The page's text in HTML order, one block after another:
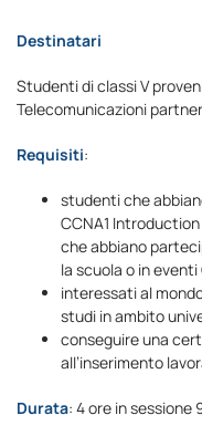
Destinatari
Studenti di classi V
Telecomunicazioni
Requisiti:
studenti che
CCNA1
che abbiano
la scuola o in
interessati al
studi in ambito
conseguire una
all’inserimento
Durata: 4 ore in sessione